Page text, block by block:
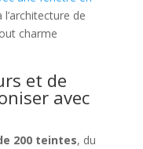
de
charme
et de
avec
200 teintes, du